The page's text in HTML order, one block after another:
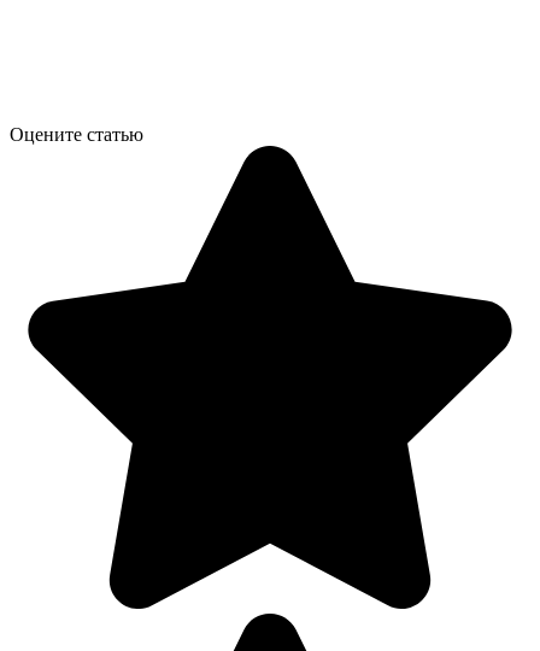
Оцените статью